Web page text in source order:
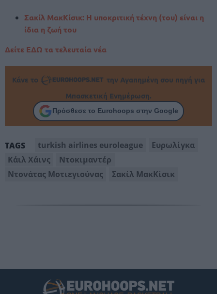
Σακίλ ΜακΚίσικ: Η υποκριτική τέχνη (του) είναι η
ίδια η ζωή του
Δείτε ΕΔΩ τα τελευταία νέα
Κάνε το
την Αγαπημένη σου πηγή για
Μπασκετική Ενημέρωση.
Πρόσθεσε το Eurohoops στην Google
TAGS turkish airlines euroleague
Ευρωλίγκα
Κάιλ Χάινς
Ντοκιμαντέρ
Ντονάτας Μοτιεγιούνας
Σακίλ ΜακΚίσικ